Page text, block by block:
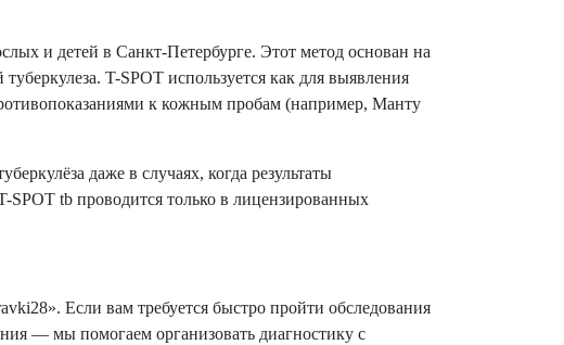
и детей в Санкт-Петербурге. Этот метод основан на
T-SPOT используется как для выявления
к кожным пробам (например, Манту
даже в случаях, когда результаты
tb проводится только в лицензированных
Если вам требуется быстро пройти обследования
— мы помогаем организовать диагностику с